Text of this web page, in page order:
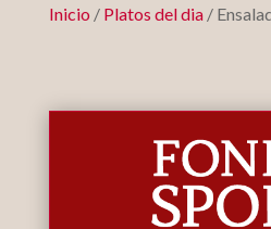
Inicio / Platos del dia/